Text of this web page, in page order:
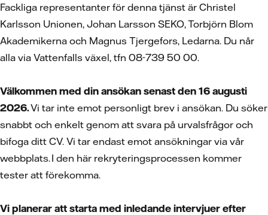
Fackliga representanter för denna tjänst är Christel
Karlsson Unionen, Johan Larsson SEKO, Torbjörn Blom
Akademikerna och Magnus Tjergefors, Ledarna. Du når
alla via Vattenfalls växel, tfn 08-739 50 00.
Välkommen med din ansökan senast den 16 augusti
2026.Vi tar inte emot personligt brev i ansökan. Du söker
snabbt och enkelt genom att svara på urvalsfrågor och
bifoga ditt CV. Vi tar endast emot ansökningar via vår
webbplats. I den här rekryteringsprocessen kommer
tester att förekomma.
Vi planerar att starta med inledande intervjuer efter